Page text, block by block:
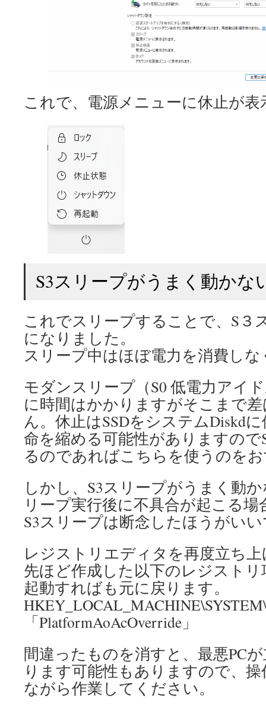
これで、電源メニューに休止が
S3スリープがうまく動かな
これでスリープすることで、S３
になりました。
スリープ中はほぼ電力を消費し
モダンスリープ（S0 低電力アイ
に時間はかかりますがそこまで
ん。休止はSSDをシステムDiskd
命を縮める可能性がありますの
るのであればこちらを使うのを
しかし、S3スリープがうまく動
リープ実行後に不具合が起こる
S3スリープは断念したほうがい
レジストリエディタを再度立ち
先ほど作成した以下のレジスト
起動すればも元に戻ります。
「PlatformAoAcOverride」
間違ったものを消すと、最悪PC
ります可能性もありますので、
ながら作業してください。